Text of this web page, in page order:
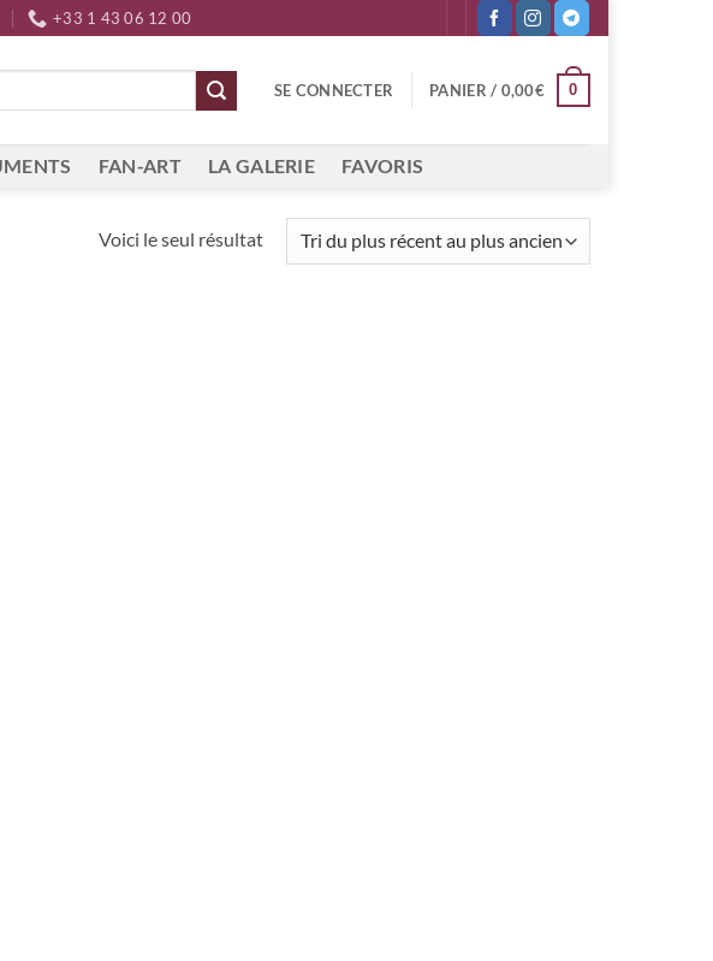
+33 1 43 06 12 00
SE CONNECTER PANIER / 0,00€ 0
FAN-ART LA GALERIE FAVORIS
Voici le seul résultat